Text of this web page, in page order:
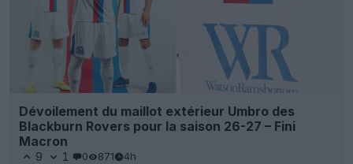
Dévoilement du maillot extérieur Umbro des
Blackburn Rovers pour la saison 26-27 – Fini
Macron
9 1 0 871 4h